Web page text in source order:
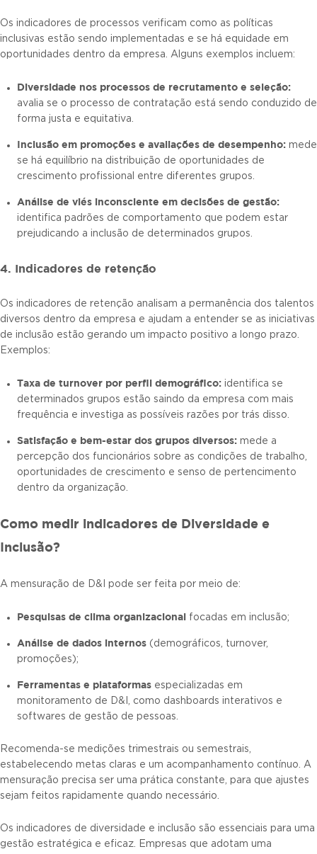
Os indicadores de processos verificam como as políticas
inclusivas estão sendo implementadas e se há equidade em
oportunidades dentro da empresa. Alguns exemplos incluem:
Diversidade nos processos de recrutamento e seleção:
avalia se o processo de contratação está sendo conduzido de
forma justa e equitativa.
Inclusão em promoções e avaliações de desempenho: mede
se há equilíbrio na distribuição de oportunidades de
crescimento profissional entre diferentes grupos.
Análise de viés inconsciente em decisões de gestão:
identifica padrões de comportamento que podem estar
prejudicando a inclusão de determinados grupos.
4. Indicadores de retenção
Os indicadores de retenção analisam a permanência dos talentos
diversos dentro da empresa e ajudam a entender se as iniciativas
de inclusão estão gerando um impacto positivo a longo prazo.
Exemplos:
Taxa de turnover por perfil demográfico: identifica se
determinados grupos estão saindo da empresa com mais
frequência e investiga as possíveis razões por trás disso.
Satisfação e bem-estar dos grupos diversos: mede a
percepção dos funcionários sobre as condições de trabalho,
oportunidades de crescimento e senso de pertencimento
dentro da organização.
Como medir indicadores de Diversidade e
Inclusão?
A mensuração de D&I pode ser feita por meio de:
Pesquisas de clima organizacional focadas em inclusão;
Análise de dados internos (demográficos, turnover,
promoções);
Ferramentas e plataformas especializadas em
monitoramento de D&I, como dashboards interativos e
softwares de gestão de pessoas.
Recomenda-se medições trimestrais ou semestrais,
estabelecendo metas claras e um acompanhamento contínuo. A
mensuração precisa ser uma prática constante, para que ajustes
sejam feitos rapidamente quando necessário.
Os indicadores de diversidade e inclusão são essenciais para uma
gestão estratégica e eficaz. Empresas que adotam uma